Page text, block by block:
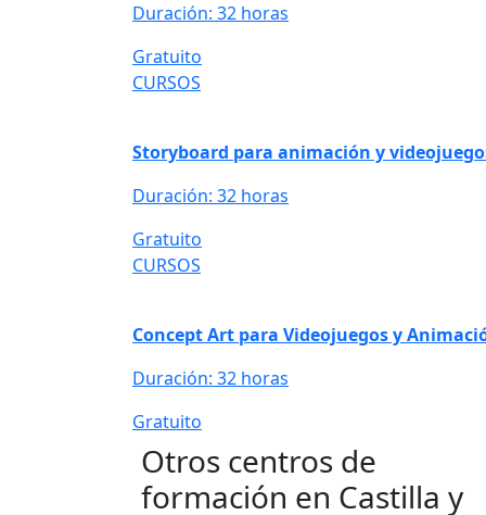
Duración: 32 horas
Gratuito
CURSOS
Storyboard para animación y
Duración: 32 horas
Gratuito
CURSOS
Concept Art para Videojuegos y
Duración: 32 horas
Gratuito
Otros centros de
formación en Castilla y